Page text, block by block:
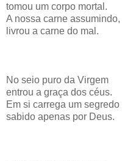
tomou um corpo mortal.
A nossa carne assumindo,
livrou a carne do mal.
No seio puro da Virgem
entrou a graça dos céus.
Em si carrega um segredo
sabido apenas por Deus.